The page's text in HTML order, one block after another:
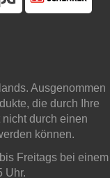
Ausgenommen
die durch Ihre
durch einen
können.
Freitags bei einem
Uhr.